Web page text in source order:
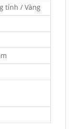
tính / Vàng